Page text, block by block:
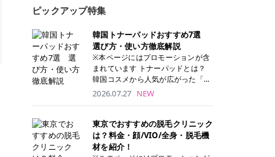
ピックアップ特集
韓国トナーパッドおすすめ7選
選び方・使い方徹底解説
※本ページにはプロモーションが含
まれています トナーパッドとは？
韓国コスメから人気が広がった「ト
ナーパッド」は、化粧水や美容液を
トナーパッドは洗顔後に肌をやさし
く拭き取ることで、古い角質や余分
な皮脂汚れをオフしながら、うるお
2026.07.27 NEW
東京でおすすめの脱毛クリニック
は？料金・顔/VIO/全身・脱毛機
材を紹介！